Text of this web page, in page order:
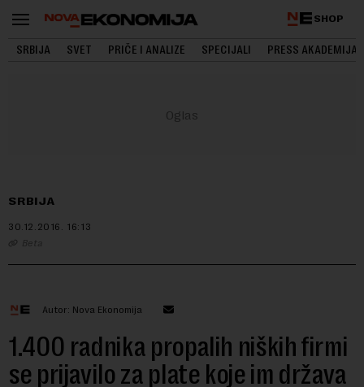
SHOP
SRBIJA SVET PRIČE I ANALIZE SPECIJALI PRESS AKADEMIJA
SRBIJA
30.12.2016. 16:13
Beta
Autor: Nova Ekonomija
1.400 radnika propalih niških firmi
se prijavilo za plate koje im država